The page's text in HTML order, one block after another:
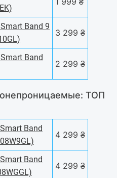
Band 9
3 299 ₴
Band
2 299 ₴
ТОП
Band
4 299 ₴
Band
4 299 ₴